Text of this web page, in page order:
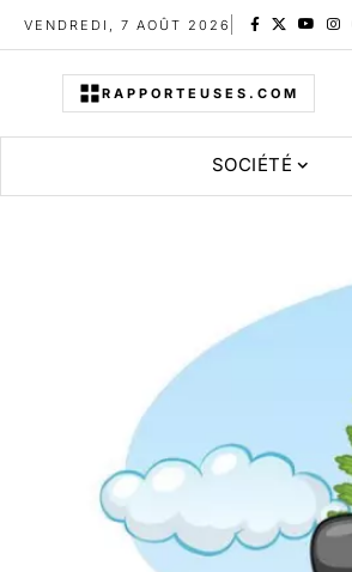
VENDREDI, 7 AOÛT 2026
RAPPORTEUSES.COM
SOCIÉTÉ